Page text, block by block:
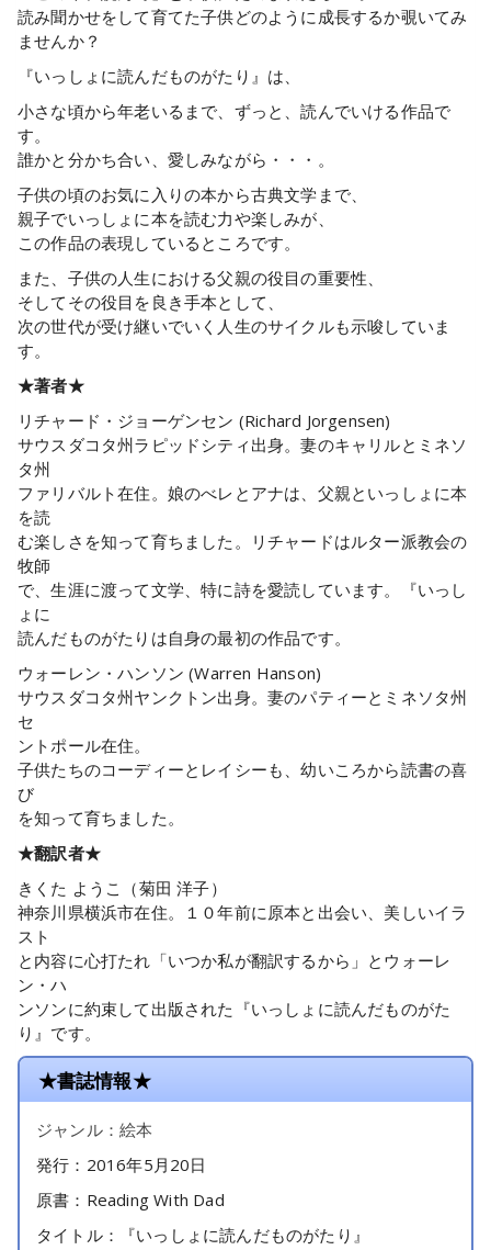
読み聞かせをして育てた子供どのように成長するか覗いてみ
ませんか？
『いっしょに読んだものがたり』は、
小さな頃から年老いるまで、ずっと、読んでいける作品で
す。
誰かと分かち合い、愛しみながら・・・。
子供の頃のお気に入りの本から古典文学まで、
親子でいっしょに本を読む力や楽しみが、
この作品の表現しているところです。
また、子供の人生における父親の役目の重要性、
そしてその役目を良き手本として、
次の世代が受け継いでいく人生のサイクルも示唆していま
す。
★著者★
リチャード・ジョーゲンセン (Richard Jorgensen)
サウスダコタ州ラピッドシティ出身。妻のキャリルとミネソ
タ州
ファリバルト在住。娘のべレとアナは、父親といっしょに本
を読
む楽しさを知って育ちました。リチャードはルター派教会の
牧師
で、生涯に渡って文学、特に詩を愛読しています。『いっし
ょに
読んだものがたりは自身の最初の作品です。
ウォーレン・ハンソン (Warren Hanson)
サウスダコタ州ヤンクトン出身。妻のパティーとミネソタ州
セ
ントポール在住。
子供たちのコーディーとレイシーも、幼いころから読書の喜
び
を知って育ちました。
★翻訳者★
きくた ようこ（菊田 洋子）
神奈川県横浜市在住。１０年前に原本と出会い、美しいイラ
スト
と内容に心打たれ「いつか私が翻訳するから」とウォーレ
ン・ハ
ンソンに約束して出版された『いっしょに読んだものがた
り』です。
★書誌情報★
ジャンル：絵本
発行：2016年5月20日
原書：Reading With Dad
タイトル：『いっしょに読んだものがたり』